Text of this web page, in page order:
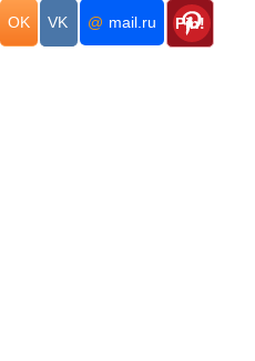
OK VK @ mail.ru Pin!